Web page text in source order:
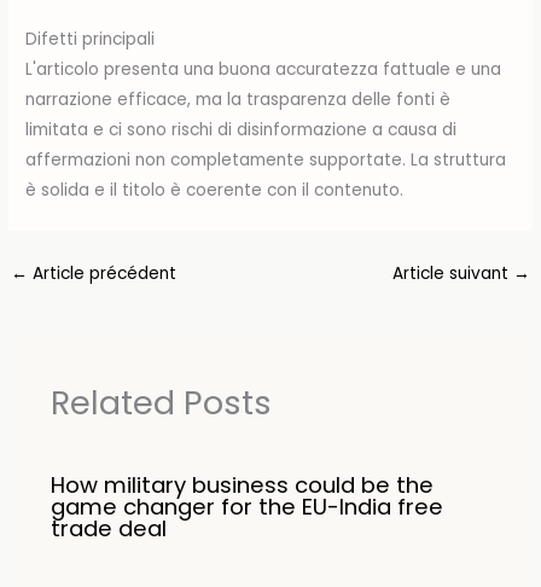
Difetti principali
L'articolo presenta una buona accuratezza fattuale e una
narrazione efficace, ma la trasparenza delle fonti è
limitata e ci sono rischi di disinformazione a causa di
affermazioni non completamente supportate. La struttura
è solida e il titolo è coerente con il contenuto.
← Article précédent Article suivant →
Related Posts
How military business could be the
game changer for the EU-India free
trade deal